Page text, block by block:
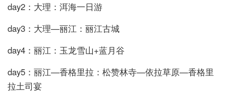
day2：大理：洱海一日游
day3：大理—丽江：丽江古城
day4：丽江：玉龙雪山+蓝月谷
day5：丽江—香格里拉：松赞林寺—依拉草原—香格里
拉土司宴